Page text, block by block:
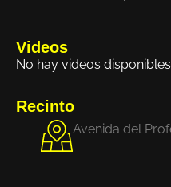
Videos
No hay videos
Recinto
Avenida del